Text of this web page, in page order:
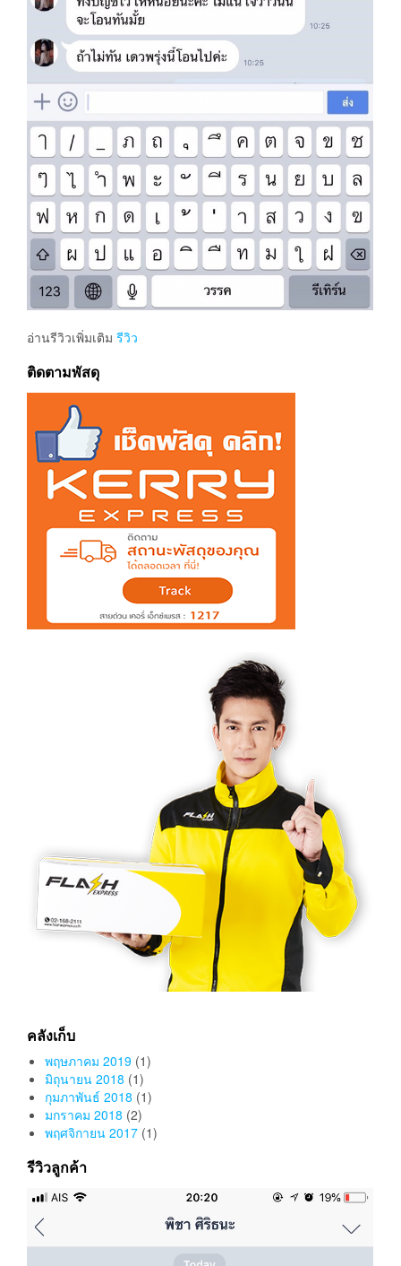
อ่านรีวิวเพิ่มเติม รีวิว
ติดตามพัสดุ
คลังเก็บ
พฤษภาคม 2019 (1)
มิถุนายน 2018 (1)
กุมภาพันธ์ 2018 (1)
มกราคม 2018 (2)
พฤศจิกายน 2017 (1)
รีวิวลูกค้า